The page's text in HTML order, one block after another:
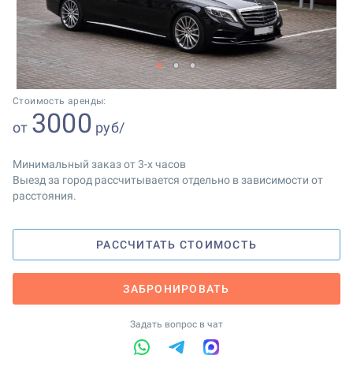
1 2 3
Стоимость аренды:
от 3000 руб/
Минимальный заказ от 3-х часов
Выезд за город рассчитывается отдельно в зависимости от
расстояния.
РАССЧИТАТЬ СТОИМОСТЬ
ЗАБРОНИРОВАТЬ
Задать вопрос в чат